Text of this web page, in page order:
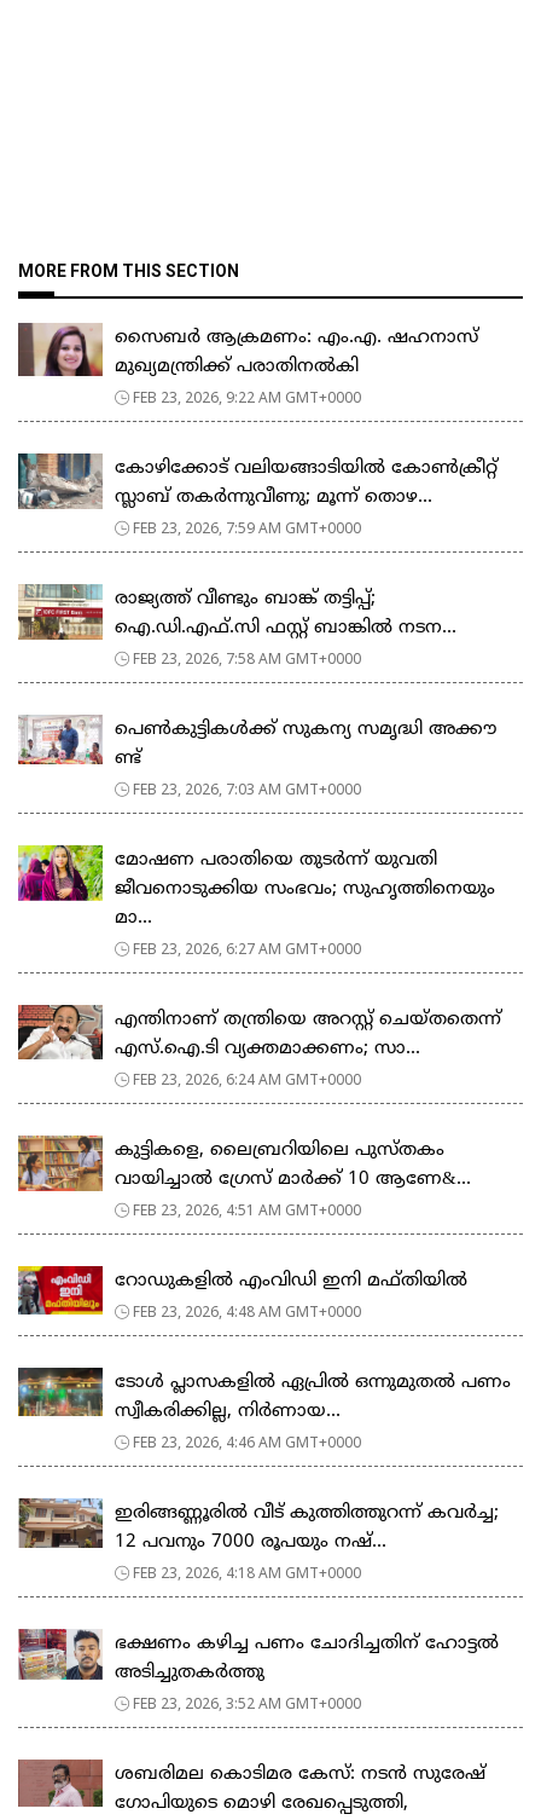
MORE FROM THIS SECTION
സൈബർ ആക്രമണം: എം.എ. ഷഹനാസ്
മുഖ്യമന്ത്രിക്ക് പരാതിനൽകി
FEB 23, 2026, 9:22 AM GMT+0000
കോഴിക്കോട് വലിയങ്ങാടിയിൽ കോൺക്രീറ്റ്
സ്ലാബ് തകർന്നുവീണു; മൂന്ന് തൊഴ...
FEB 23, 2026, 7:59 AM GMT+0000
രാജ്യത്ത് വീണ്ടും ബാങ്ക് തട്ടിപ്പ്;
ഐ.ഡി.എഫ്.സി ഫസ്റ്റ് ബാങ്കിൽ നടന...
FEB 23, 2026, 7:58 AM GMT+0000
പെ​ൺ​കു​ട്ടി​ക​ൾ​ക്ക് സു​ക​ന്യ സ​മൃ​ദ്ധി അ​ക്കൗ​
ണ്ട്
FEB 23, 2026, 7:03 AM GMT+0000
മോഷണ പരാതിയെ തുടര്‍ന്ന് യുവതി
ജീവനൊടുക്കിയ സംഭവം; സുഹൃത്തിനെയും
മാ...
FEB 23, 2026, 6:27 AM GMT+0000
എന്തിനാണ് തന്ത്രിയെ അറസ്റ്റ് ചെയ്തതെന്ന്
എസ്.ഐ.ടി വ്യക്തമാക്കണം; സാ...
FEB 23, 2026, 6:24 AM GMT+0000
കുട്ടികളെ, ലൈബ്രറിയിലെ പുസ്തകം
വായിച്ചാല്‍ ഗ്രേസ് മാര്‍ക്ക് 10 ആണേ&...
FEB 23, 2026, 4:51 AM GMT+0000
റോഡുകളില്‍ എംവിഡി ഇനി മഫ്തിയില്‍
FEB 23, 2026, 4:48 AM GMT+0000
ടോള്‍ പ്ലാസകളില്‍ ഏപ്രില്‍ ഒന്നുമുതല്‍ പണം
സ്വീകരിക്കില്ല, നിര്‍ണായ...
FEB 23, 2026, 4:46 AM GMT+0000
ഇരിങ്ങണ്ണൂരിൽ വീട് കുത്തിത്തുറന്ന് കവർച്ച;
12 പവനും 7000 രൂപയും നഷ്...
FEB 23, 2026, 4:18 AM GMT+0000
ഭക്ഷണം കഴിച്ച പണം ചോദിച്ചതിന് ഹോട്ടൽ
അടിച്ചുതകർത്തു
FEB 23, 2026, 3:52 AM GMT+0000
ശബരിമല കൊടിമര കേസ്: നടൻ സുരേഷ്
ഗോപിയുടെ മൊഴി രേഖപ്പെടുത്തി,